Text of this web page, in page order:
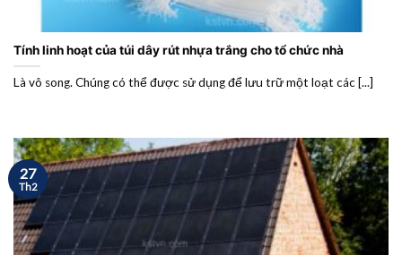
Tính linh hoạt của túi dây rút nhựa trắng cho tổ chức nhà
Là vô song. Chúng có thể được sử dụng để lưu trữ một loạt các [...]
27
Th2